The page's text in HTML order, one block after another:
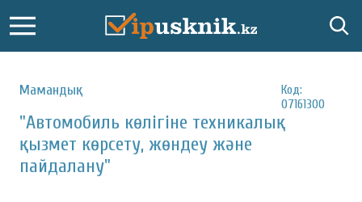
Мамандық:
Код:
07161300
"Автомобиль көлігіне техникалық
қызмет көрсету, жөндеу және
пайдалану"